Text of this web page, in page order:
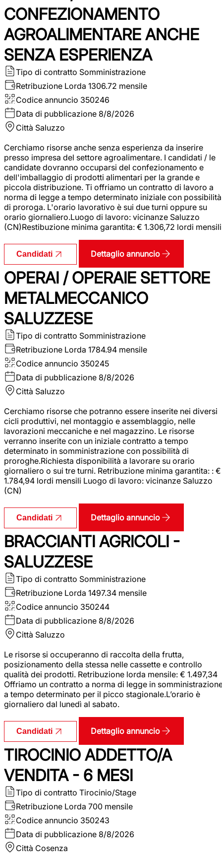
CONFEZIONAMENTO
AGROALIMENTARE ANCHE
SENZA ESPERIENZA
Tipo di contratto Somministrazione
Retribuzione Lorda 1306.72 mensile
Codice annuncio 350246
Data di pubblicazione 8/8/2026
Città Saluzzo
Cerchiamo risorse anche senza esperienza da inserire
presso impresa del settore agroalimentare. I candidati / le
candidate dovranno occuparsi del confezionamento e
dell'imballaggio di prodotti alimentari per la grande e
piccola distribuzione. Ti offriamo un contratto di lavoro a
norma di legge a tempo determinato iniziale con possibilità
di proroga. L'orario lavorativo è sui due turni oppure su
orario giornaliero.Luogo di lavoro: vicinanze Saluzzo
(CN)Restibuzione minima garantita: € 1.306,72 lordi mensili
Candidati Dettaglio annuncio
OPERAI / OPERAIE SETTORE
METALMECCANICO
SALUZZESE
Tipo di contratto Somministrazione
Retribuzione Lorda 1784.94 mensile
Codice annuncio 350245
Data di pubblicazione 8/8/2026
Città Saluzzo
Cerchiamo risorse che potranno essere inserite nei diversi
cicli produttivi, nel montaggio e assemblaggio, nelle
lavorazioni meccaniche e nel magazzino. Le risorse
verranno inserite con un iniziale contratto a tempo
determinato in somministrazione con possibilità di
proroghe.Richiesta disponibilità a lavorare su orario
giornaliero o sui tre turni. Retribuzione minima garantita: : €
1.784,94 lordi mensili Luogo di lavoro: vicinanze Saluzzo
(CN)
Candidati Dettaglio annuncio
BRACCIANTI AGRICOLI -
SALUZZESE
Tipo di contratto Somministrazione
Retribuzione Lorda 1497.34 mensile
Codice annuncio 350244
Data di pubblicazione 8/8/2026
Città Saluzzo
Le risorse si occuperanno di raccolta della frutta,
posizionamento della stessa nelle cassette e controllo
qualità dei prodotti. Retribuzione lorda mensile: € 1.497,34
Offriamo un contratto a norma di legge in
a tempo determinato per il picco stagionale.L’orario è
giornaliero dal lunedì al sabato.
Candidati Dettaglio annuncio
TIROCINIO ADDETTO/A
VENDITA - 6 MESI
Tipo di contratto Tirocinio/Stage
Retribuzione Lorda 700 mensile
Codice annuncio 350243
Data di pubblicazione 8/8/2026
Città Cosenza